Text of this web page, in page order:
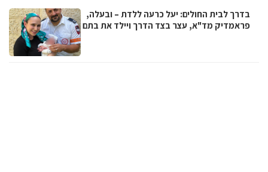
בדרך לבית החולים: יעל כרעה ללדת – ובעלה,
פראמדיק מד"א, עצר בצד הדרך ויילד את בתם